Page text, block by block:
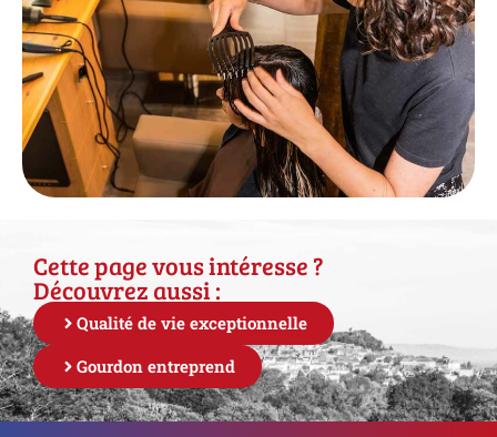
Cette page vous intéresse ?
Découvrez aussi :
Qualité de vie exceptionnelle
Gourdon entreprend